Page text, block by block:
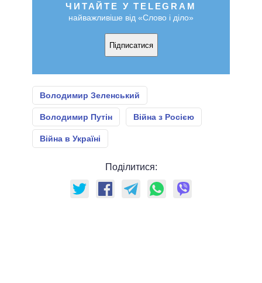
ЧИТАЙТЕ У TELEGRAM
найважливіше від «Слово і діло»
Підписатися
Володимир Зеленський
Володимир Путін Війна з Росією
Війна в Україні
Поділитися: